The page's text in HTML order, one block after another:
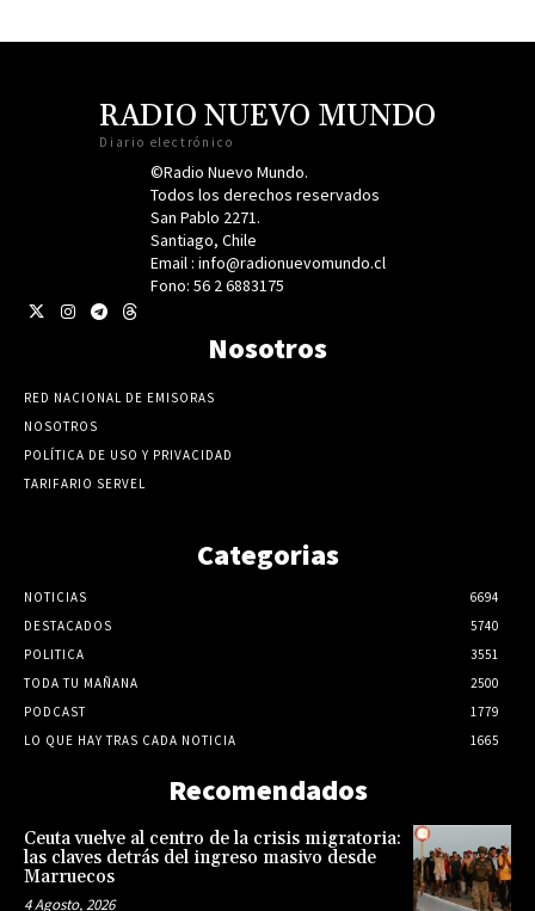
RADIO NUEVO MUNDO
Diario electrónico
©Radio Nuevo Mundo.
Todos los derechos reservados
San Pablo 2271.
Santiago, Chile
Email : info@radionuevomundo.cl
Fono: 56 2 6883175
Nosotros
RED NACIONAL DE EMISORAS
NOSOTROS
POLÍTICA DE USO Y PRIVACIDAD
TARIFARIO SERVEL
Categorias
NOTICIAS
6694
DESTACADOS
5740
POLITICA
3551
TODA TU MAÑANA
2500
PODCAST
1779
LO QUE HAY TRAS CADA NOTICIA
1665
Recomendados
Ceuta vuelve al centro de la crisis migratoria:
las claves detrás del ingreso masivo desde
Marruecos
4 Agosto, 2026